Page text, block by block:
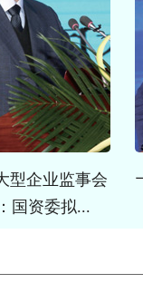
型企业监事会
国资委拟...